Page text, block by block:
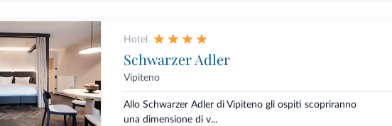
Hotel
Schwarzer Adler
Vipiteno
Allo Schwarzer Adler di Vipiteno gli ospiti scopriranno
una dimensione di v...